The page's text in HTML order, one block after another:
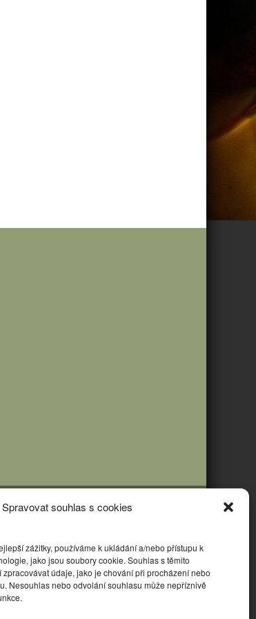
Spravovat souhlas s cookies
zážitky, používáme k ukládání a/nebo přístupu k
jako jsou soubory cookie. Souhlas s těmito
údaje, jako je chování při procházení nebo
Nesouhlas nebo odvolání souhlasu může nepříznivě